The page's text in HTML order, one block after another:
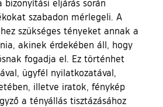
eljárás során
szabadon mérlegeli. A
szükséges tényeket annak a
akinek érdekében áll, hogy
fogadja el. Ez történhet
ügyfél nyilatkozatával,
illetve iratok, fénykép
a tényállás tisztázásához